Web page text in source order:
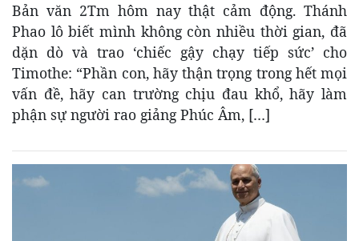
Bản văn 2Tm hôm nay thật cảm động. Thánh
Phao lô biết mình không còn nhiều thời gian, đã
dặn dò và trao ‘chiếc gậy chạy tiếp sức’ cho
Timothe: “Phần con, hãy thận trọng trong hết mọi
vấn đề, hãy can trường chịu đau khổ, hãy làm
phận sự người rao giảng Phúc Âm, […]